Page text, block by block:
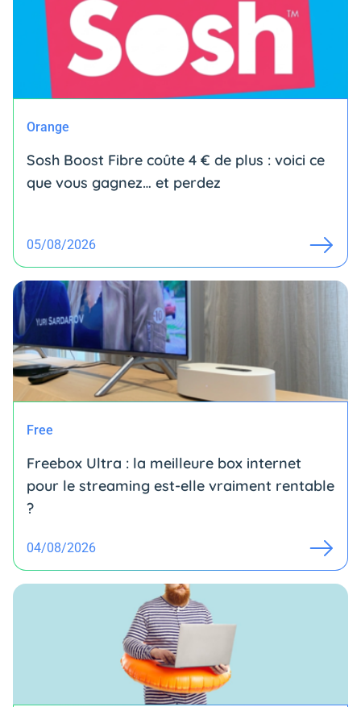
Orange
Sosh Boost Fibre coûte 4 € de plus : voici ce
que vous gagnez… et perdez
05/08/2026
Free
Freebox Ultra : la meilleure box internet
pour le streaming est-elle vraiment rentable
?
04/08/2026